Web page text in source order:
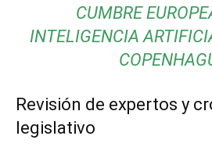
CUMBRE
INTELIGENCIA
Revisión de expertos y
legislativo